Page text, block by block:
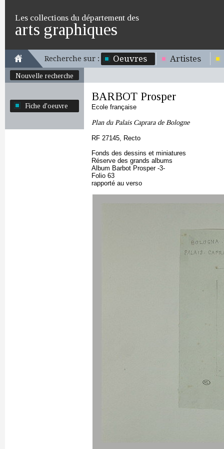
Les collections du département des
arts graphiques
Recherche sur : Oeuvres Artistes
Nouvelle recherche
Fiche d'oeuvre
BARBOT Prosper
Ecole française
Plan du Palais Caprara de Bologne
RF 27145, Recto
Fonds des dessins et miniatures
Réserve des grands albums
Album Barbot Prosper -3-
Folio 63
rapporté au verso